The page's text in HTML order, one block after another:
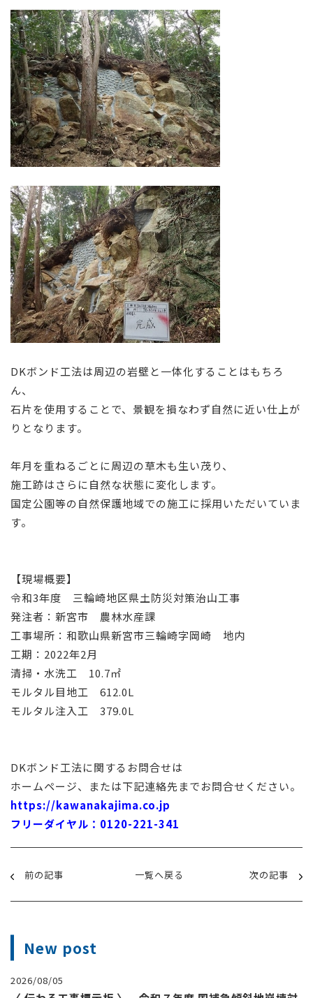
DKボンド工法は周辺の岩壁と一体化することはもちろ
ん、
石片を使用することで、景観を損なわず自然に近い仕上が
りとなります。
年月を重ねるごとに周辺の草木も生い茂り、
施工跡はさらに自然な状態に変化します。
国定公園等の自然保護地域での施工に採用いただいていま
す。
【現場概要】
令和3年度 三輪崎地区県土防災対策治山工事
発注者：新宮市 農林水産課
工事場所：和歌山県新宮市三輪崎字岡崎 地内
工期：2022年2月
清掃・水洗工 10.7㎡
モルタル目地工 612.0L
モルタル注入工 379.0L
DKボンド工法に関するお問合せは
ホームページ、または下記連絡先までお問合せください。
https://kawanakajima.co.jp
フリーダイヤル：0120-221-341
前の記事 一覧へ戻る 次の記事
New post
2026/08/05